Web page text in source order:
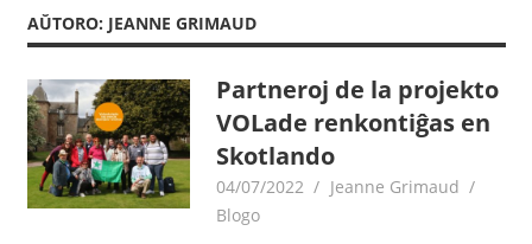
AŬTORO: JEANNE GRIMAUD
Partneroj de la projekto
VOLade renkontiĝas en
Skotlando
04/07/2022
Jeanne Grimaud
Blogo